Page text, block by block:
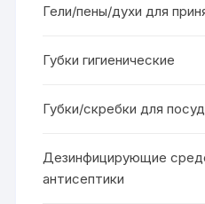
Гели/пены/духи для
Губки гигиенические
Губки/скребки для
Дезинфицирующие
антисептики